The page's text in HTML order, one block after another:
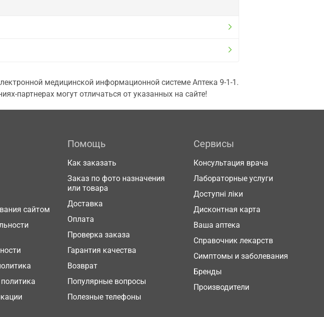
медицинской информационной системе Аптека 9-1-1.
партнерах могут отличаться от указанных на сайте!
сайтом
Помощь
Как заказать
Заказ по фото назначения
или товара
Доставка
Оплата
Проверка заказа
Гарантия качества
Возврат
Популярные вопросы
Полезные телефоны
Сервисы
Консультация врача
Лабораторные услуги
Доступні ліки
Дисконтная карта
Ваша аптека
Справочник лекарств
Симптомы и заболевания
Бренды
Производители